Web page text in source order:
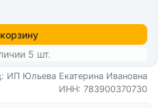
5 шт.
ИП Юльева Екатерина Ивановна
ИНН: 783900370730